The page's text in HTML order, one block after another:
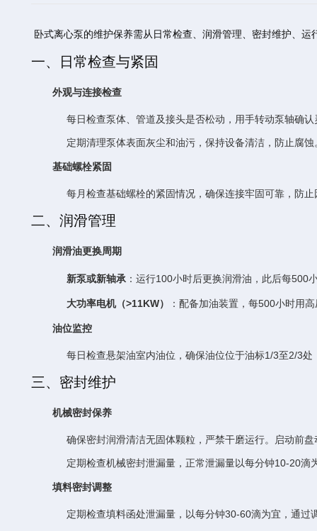
卧式离心泵的维护保养需从日常检查、润滑管理、密封维护、
一、日常检查与紧固
外观与连接检查
每日检查泵体、管道及接头是否松动，用手转动泵轴确
定期清理泵体表面灰尘和油污，保持设备清洁，防止腐蚀
基础螺栓紧固
每月检查基础螺栓的紧固情况，确保连接牢固可靠，防
二、润滑管理
润滑油更换周期
新泵或新轴承：运行100小时后更换润滑油，此后每500
大功率电机（>11KW） ：配备加油装置，每500小时用
油位监控
每日检查悬架油室内油位，确保油位位于油标1/3至2/3
三、密封维护
机械密封保养
确保密封润滑清洁无固体颗粒，严禁干磨运行。启动前
定期检查机械密封泄漏量，正常泄漏量以每分钟10-20
填料密封调整
定期检查填料函处泄漏量，以每分钟30-60滴为宜，通